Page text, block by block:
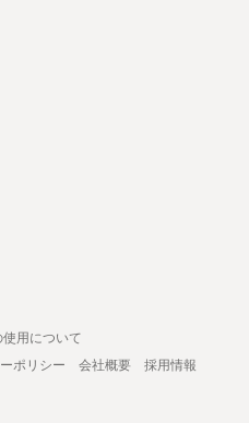
用について
ポリシー 会社概要
採用情報